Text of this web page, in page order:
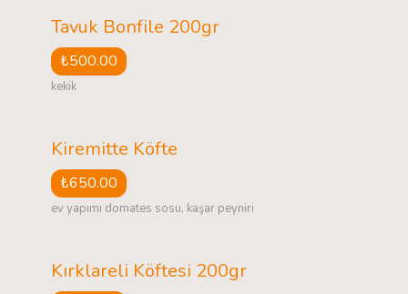
Tavuk Bonfile 200gr
₺500.00
kekik
Kiremitte Köfte
₺650.00
ev yapımı domates sosu, kaşar peyniri
Kırklareli Köftesi 200gr